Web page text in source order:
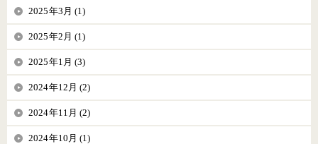
2025年3月 (1)
2025年2月 (1)
2025年1月 (3)
2024年12月 (2)
2024年11月 (2)
2024年10月 (1)